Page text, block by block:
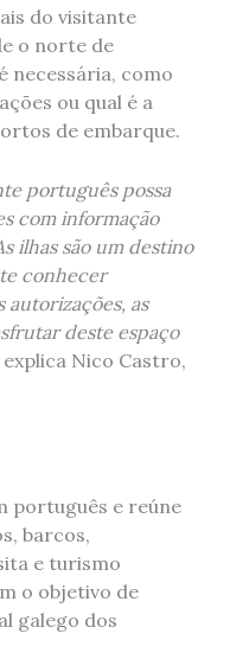
do visitante
o norte de
necessária, como
ou qual é a
de embarque.
português possa
com informação
ilhas são um destino
conhecer
autorizações, as
deste espaço
explica Nico Castro,
português e reúne
barcos,
e turismo
o objetivo de
galego dos